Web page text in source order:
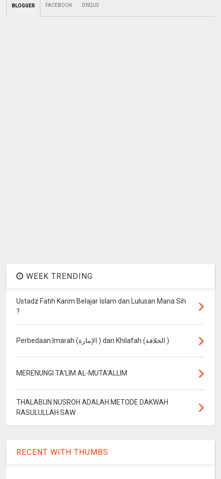
BLOGGER FACEBOOK DISQUS
WEEK TRENDING
Ustadz Fatih Karim Belajar Islam dan Lulusan Mana Sih
?
Perbedaan Imarah (الإمارة ) dan Khilafah (الخلافة )
MERENUNGI TA'LIM AL-MUTA'ALLIM
THALABUN NUSROH ADALAH METODE DAKWAH
RASULULLAH SAW
RECENT WITH THUMBS